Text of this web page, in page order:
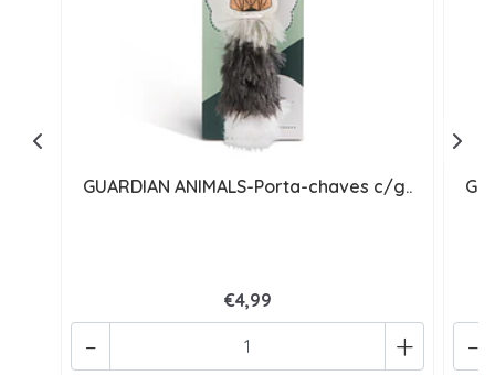
GUARDIAN ANIMALS-Porta-chaves c/g..
€4,99
+
- -